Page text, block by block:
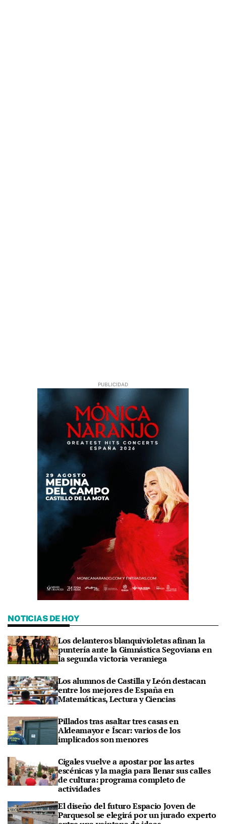
NOTICIAS DE HOY
Los delanteros blanquivioletas afinan la
puntería ante la Gimnástica Segoviana en
la segunda victoria veraniega
Los alumnos de Castilla y León destacan
entre los mejores de España en
Matemáticas, Lectura y Ciencias
Pillados tras asaltar tres casas en
Aldeamayor e Íscar: varios de los
implicados son menores
Cigales vuelve a apostar por las artes
escénicas y la magia para llenar sus calles
de cultura: programa completo de
actividades
El diseño del futuro Espacio Joven de
Parquesol se elegirá por un jurado experto